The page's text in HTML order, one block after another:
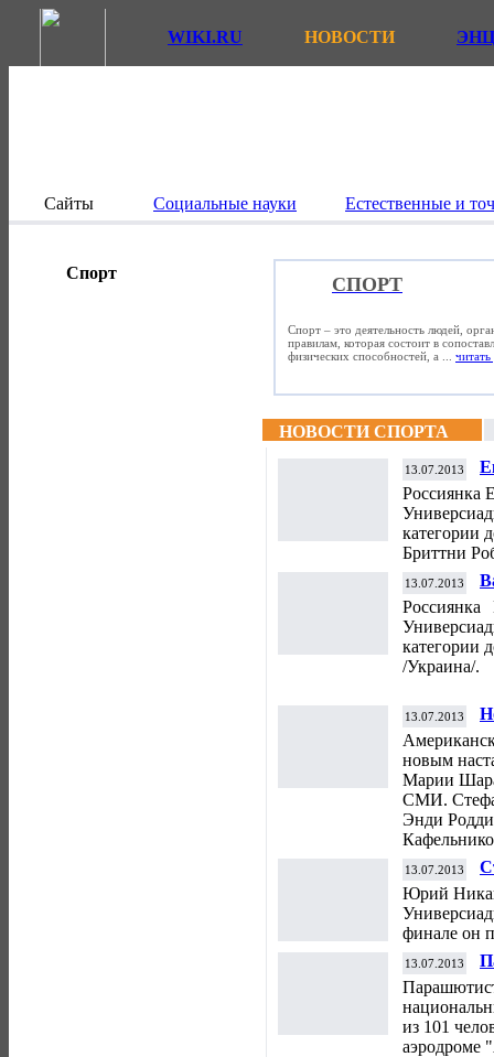
WIKI.RU НОВОСТИ
Сайты Социальные науки Естественные и
Спорт
СПОРТ
Спорт – это деятельность людей,
правилам, которая состоит в
физических способностей, а ... читать
НОВОСТИ СПОРТА
13.07.2013
Россиянка
категории
Бриттни
13.07.2013
Россиянка
категории
/Украина/.
13.07.2013
новым
Марии
СМИ.
Энди
13.07.2013
Юрий
финале он
13.07.2013
из 101
аэродроме